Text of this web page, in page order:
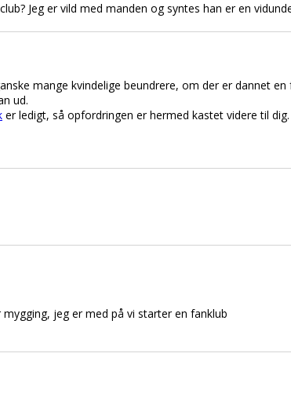
Jeg er vild med manden og syntes han er en
mange kvindelige beundrere, om der er dannet
ud.
er ledigt, så opfordringen er hermed kastet videre til dig.
jeg er med på vi starter en fanklub